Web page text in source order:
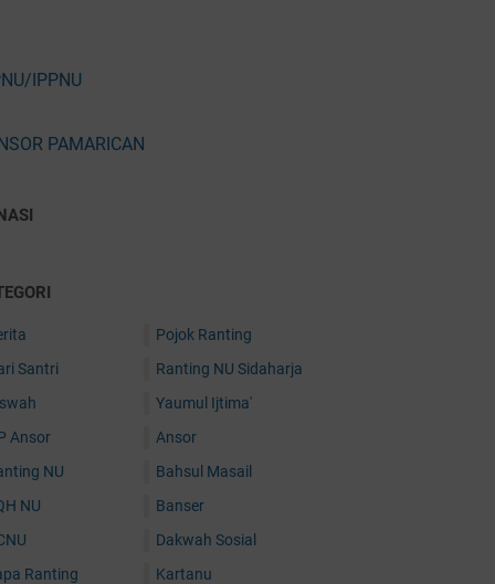
IPPNU
PAMARICAN
Santri
Ansor
NU
NU
Ranting
Pojok Ranting
Ranting NU Sidaharja
Yaumul Ijtima'
Ansor
Bahsul Masail
Banser
Dakwah Sosial
Kartanu